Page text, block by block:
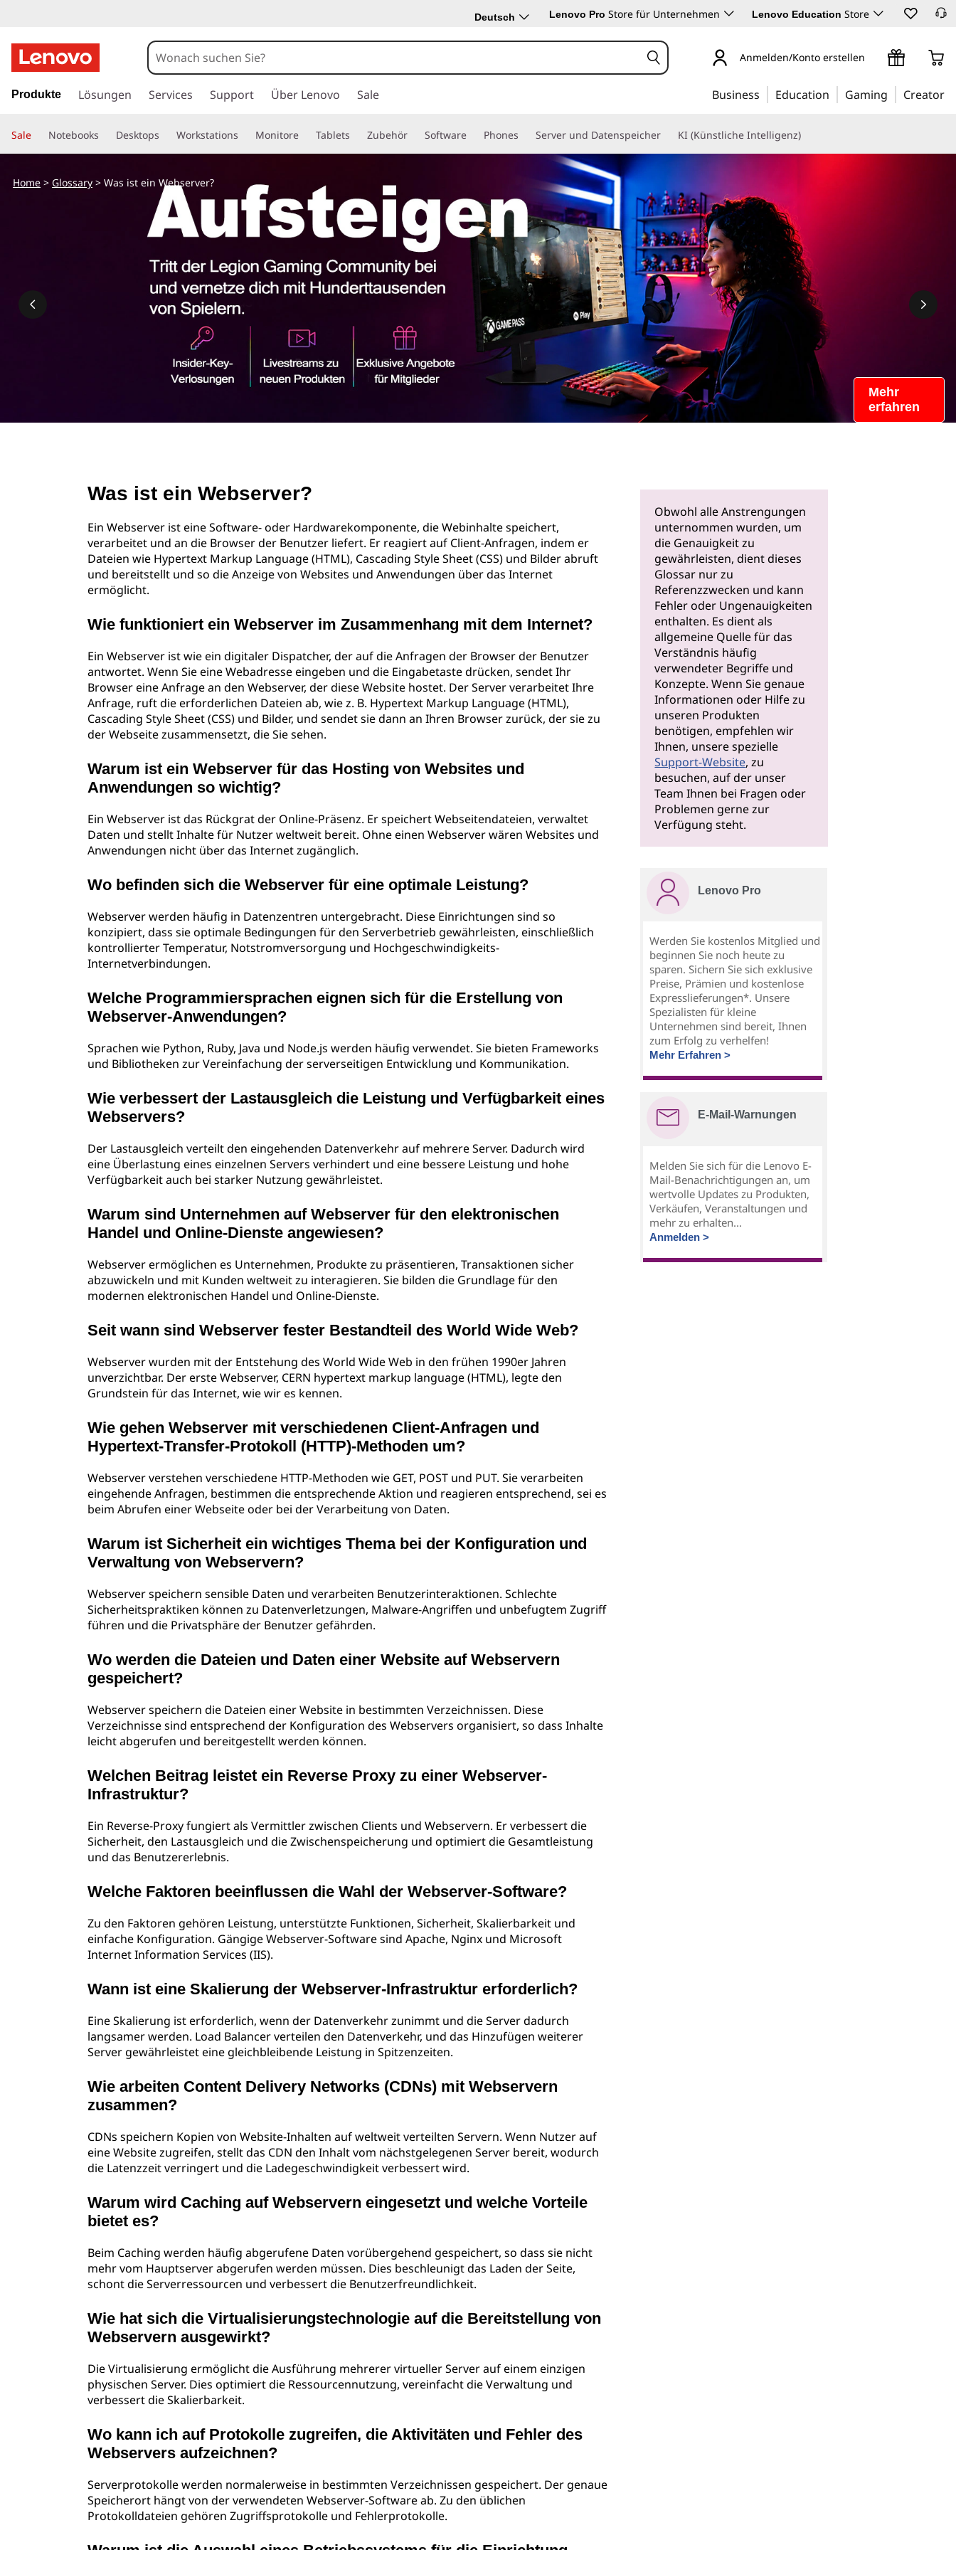
Deutsch Lenovo Pro Store für Unternehmen Lenovo Education Store
u
a
u
t
Anmelden/Konto erstellen
Produkte Lösungen Services Support Über Lenovo Sale Business Education Gaming Creator
Sale Notebooks Desktops Workstations Monitore Tablets Zubehör Software Phones Server und Datenspeicher KI (Künstliche Intelligenz)
Mehr
erfahren
Home > Glossary > Was ist ein Webserver?
Was ist ein Webserver?
Ein Webserver ist eine Software- oder Hardwarekomponente, die Webinhalte speichert,
verarbeitet und an die Browser der Benutzer liefert. Er reagiert auf Client-Anfragen, indem er
Dateien wie Hypertext Markup Language (HTML), Cascading Style Sheet (CSS) und Bilder abruft
und bereitstellt und so die Anzeige von Websites und Anwendungen über das Internet
ermöglicht.
Wie funktioniert ein Webserver im Zusammenhang mit dem Internet?
Ein Webserver ist wie ein digitaler Dispatcher, der auf die Anfragen der Browser der Benutzer
antwortet. Wenn Sie eine Webadresse eingeben und die Eingabetaste drücken, sendet Ihr
Browser eine Anfrage an den Webserver, der diese Website hostet. Der Server verarbeitet Ihre
Anfrage, ruft die erforderlichen Dateien ab, wie z. B. Hypertext Markup Language (HTML),
Cascading Style Sheet (CSS) und Bilder, und sendet sie dann an Ihren Browser zurück, der sie zu
der Webseite zusammensetzt, die Sie sehen.
Warum ist ein Webserver für das Hosting von Websites und
Anwendungen so wichtig?
Ein Webserver ist das Rückgrat der Online-Präsenz. Er speichert Webseitendateien, verwaltet
Daten und stellt Inhalte für Nutzer weltweit bereit. Ohne einen Webserver wären Websites und
Anwendungen nicht über das Internet zugänglich.
Wo befinden sich die Webserver für eine optimale Leistung?
Webserver werden häufig in Datenzentren untergebracht. Diese Einrichtungen sind so
konzipiert, dass sie optimale Bedingungen für den Serverbetrieb gewährleisten, einschließlich
kontrollierter Temperatur, Notstromversorgung und Hochgeschwindigkeits-
Internetverbindungen.
Welche Programmiersprachen eignen sich für die Erstellung von
Webserver-Anwendungen?
Sprachen wie Python, Ruby, Java und Node.js werden häufig verwendet. Sie bieten Frameworks
und Bibliotheken zur Vereinfachung der serverseitigen Entwicklung und Kommunikation.
Wie verbessert der Lastausgleich die Leistung und Verfügbarkeit eines
Webservers?
Der Lastausgleich verteilt den eingehenden Datenverkehr auf mehrere Server. Dadurch wird
eine Überlastung eines einzelnen Servers verhindert und eine bessere Leistung und hohe
Verfügbarkeit auch bei starker Nutzung gewährleistet.
Warum sind Unternehmen auf Webserver für den elektronischen
Handel und Online-Dienste angewiesen?
Webserver ermöglichen es Unternehmen, Produkte zu präsentieren, Transaktionen sicher
abzuwickeln und mit Kunden weltweit zu interagieren. Sie bilden die Grundlage für den
modernen elektronischen Handel und Online-Dienste.
Seit wann sind Webserver fester Bestandteil des World Wide Web?
Webserver wurden mit der Entstehung des World Wide Web in den frühen 1990er Jahren
unverzichtbar. Der erste Webserver, CERN hypertext markup language (HTML), legte den
Grundstein für das Internet, wie wir es kennen.
Wie gehen Webserver mit verschiedenen Client-Anfragen und
Hypertext-Transfer-Protokoll (HTTP)-Methoden um?
Webserver verstehen verschiedene HTTP-Methoden wie GET, POST und PUT. Sie verarbeiten
eingehende Anfragen, bestimmen die entsprechende Aktion und reagieren entsprechend, sei es
beim Abrufen einer Webseite oder bei der Verarbeitung von Daten.
Warum ist Sicherheit ein wichtiges Thema bei der Konfiguration und
Verwaltung von Webservern?
Webserver speichern sensible Daten und verarbeiten Benutzerinteraktionen. Schlechte
Sicherheitspraktiken können zu Datenverletzungen, Malware-Angriffen und unbefugtem Zugriff
führen und die Privatsphäre der Benutzer gefährden.
Wo werden die Dateien und Daten einer Website auf Webservern
gespeichert?
Webserver speichern die Dateien einer Website in bestimmten Verzeichnissen. Diese
Verzeichnisse sind entsprechend der Konfiguration des Webservers organisiert, so dass Inhalte
leicht abgerufen und bereitgestellt werden können.
Welchen Beitrag leistet ein Reverse Proxy zu einer Webserver-
Infrastruktur?
Ein Reverse-Proxy fungiert als Vermittler zwischen Clients und Webservern. Er verbessert die
Sicherheit, den Lastausgleich und die Zwischenspeicherung und optimiert die Gesamtleistung
und das Benutzererlebnis.
Welche Faktoren beeinflussen die Wahl der Webserver-Software?
Zu den Faktoren gehören Leistung, unterstützte Funktionen, Sicherheit, Skalierbarkeit und
einfache Konfiguration. Gängige Webserver-Software sind Apache, Nginx und Microsoft
Internet Information Services (IIS).
Wann ist eine Skalierung der Webserver-Infrastruktur erforderlich?
Eine Skalierung ist erforderlich, wenn der Datenverkehr zunimmt und die Server dadurch
langsamer werden. Load Balancer verteilen den Datenverkehr, und das Hinzufügen weiterer
Server gewährleistet eine gleichbleibende Leistung in Spitzenzeiten.
Wie arbeiten Content Delivery Networks (CDNs) mit Webservern
zusammen?
CDNs speichern Kopien von Website-Inhalten auf weltweit verteilten Servern. Wenn Nutzer auf
eine Website zugreifen, stellt das CDN den Inhalt vom nächstgelegenen Server bereit, wodurch
die Latenzzeit verringert und die Ladegeschwindigkeit verbessert wird.
Warum wird Caching auf Webservern eingesetzt und welche Vorteile
bietet es?
Beim Caching werden häufig abgerufene Daten vorübergehend gespeichert, so dass sie nicht
mehr vom Hauptserver abgerufen werden müssen. Dies beschleunigt das Laden der Seite,
schont die Serverressourcen und verbessert die Benutzerfreundlichkeit.
Wie hat sich die Virtualisierungstechnologie auf die Bereitstellung von
Webservern ausgewirkt?
Die Virtualisierung ermöglicht die Ausführung mehrerer virtueller Server auf einem einzigen
physischen Server. Dies optimiert die Ressourcennutzung, vereinfacht die Verwaltung und
verbessert die Skalierbarkeit.
Wo kann ich auf Protokolle zugreifen, die Aktivitäten und Fehler des
Webservers aufzeichnen?
Serverprotokolle werden normalerweise in bestimmten Verzeichnissen gespeichert. Der genaue
Speicherort hängt von der verwendeten Webserver-Software ab. Zu den üblichen
Protokolldateien gehören Zugriffsprotokolle und Fehlerprotokolle.
Obwohl alle Anstrengungen
unternommen wurden, um
die Genauigkeit zu
gewährleisten, dient dieses
Glossar nur zu
Referenzzwecken und kann
Fehler oder Ungenauigkeiten
enthalten. Es dient als
allgemeine Quelle für das
Verständnis häufig
verwendeter Begriffe und
Konzepte. Wenn Sie genaue
Informationen oder Hilfe zu
unseren Produkten
benötigen, empfehlen wir
Ihnen, unsere spezielle
Support-Website, zu
besuchen, auf der unser
Team Ihnen bei Fragen oder
Problemen gerne zur
Verfügung steht.
Lenovo Pro
Werden Sie kostenlos Mitglied und
beginnen Sie noch heute zu
sparen. Sichern Sie sich exklusive
Preise, Prämien und kostenlose
Expresslieferungen*. Unsere
Spezialisten für kleine
Unternehmen sind bereit, Ihnen
zum Erfolg zu verhelfen!
Mehr Erfahren >
E-Mail-Warnungen
Melden Sie sich für die Lenovo E-
Mail-Benachrichtigungen an, um
wertvolle Updates zu Produkten,
Verkäufen, Veranstaltungen und
mehr zu erhalten...
Anmelden >